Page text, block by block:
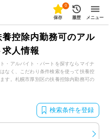
0
保存 履歴 メニュー
控除内勤務可のアル
人情報
・アルバイト・パートを探すならマイナ
なく、こだわり条件検索を使って扶養控
す。札幌市厚別区の扶養控除内勤務可の
検索条件を登録